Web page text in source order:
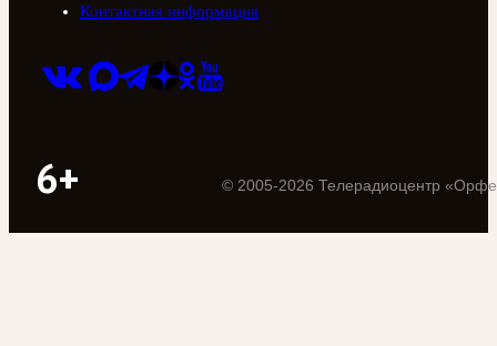
Контактная информация
6+ © 2005-2026 Телерадиоцентр